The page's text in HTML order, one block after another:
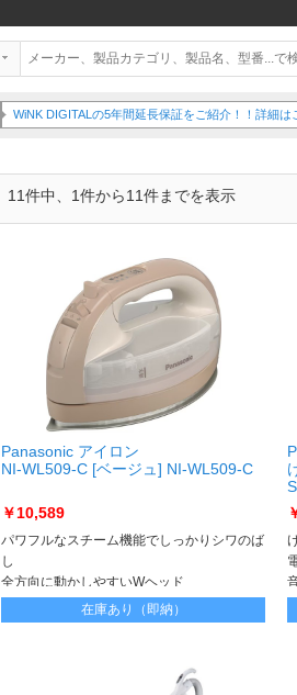
WiNK DIGITALの5年間延長保証をご紹介！！詳細は
11件中、1件から11件までを表示
Panasonic アイロン
NI-WL509-C [ベージュ] NI-WL509-C
￥10,589
パワフルなスチーム機能でしっかりシワのば
し
全方向に動かしやすいWヘッド
在庫あり（即納）